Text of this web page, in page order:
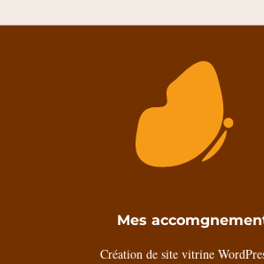
Mes
Création de site vitrine